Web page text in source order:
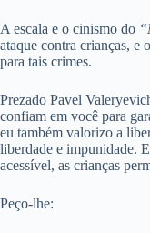
A escala e o cinismo do
ataque contra crianças, e
para tais crimes.
Prezado Pavel
confiam em você para
eu também valorizo a
liberdade e impunidade.
acessível, as crianças
Peço-lhe: